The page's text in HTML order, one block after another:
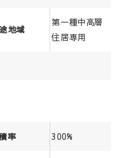
地域
第一種中高層
住居専用
率 300%